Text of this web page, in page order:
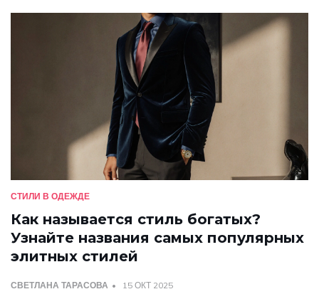
СТИЛИ В ОДЕЖДЕ
Как называется стиль богатых?
Узнайте названия самых популярных
элитных стилей
СВЕТЛАНА ТАРАСОВА 15 ОКТ 2025